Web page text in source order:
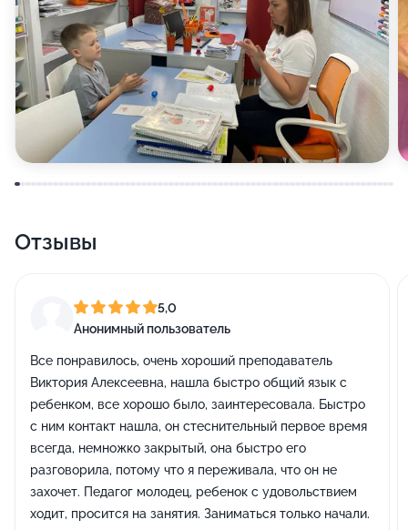
Отзывы
5,0
Анонимный пользователь
Все понравилось, очень хороший преподаватель
Виктория Алексеевна, нашла быстро общий язык с
ребенком, все хорошо было, заинтересовала. Быстро
с ним контакт нашла, он стеснительный первое время
всегда, немножко закрытый, она быстро его
разговорила, потому что я переживала, что он не
захочет. Педагог молодец, ребенок с удовольствием
ходит, просится на занятия. Заниматься только начали.